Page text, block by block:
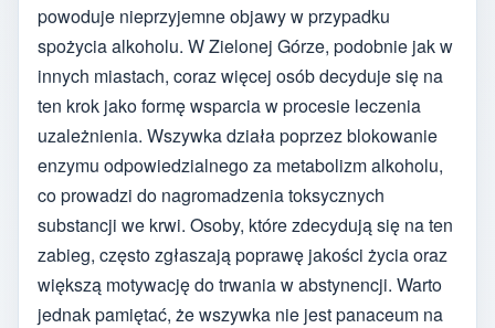
powoduje nieprzyjemne objawy w przypadku
spożycia alkoholu. W Zielonej Górze, podobnie jak w
innych miastach, coraz więcej osób decyduje się na
ten krok jako formę wsparcia w procesie leczenia
uzależnienia. Wszywka działa poprzez blokowanie
enzymu odpowiedzialnego za metabolizm alkoholu,
co prowadzi do nagromadzenia toksycznych
substancji we krwi. Osoby, które zdecydują się na ten
zabieg, często zgłaszają poprawę jakości życia oraz
większą motywację do trwania w abstynencji. Warto
jednak pamiętać, że wszywka nie jest panaceum na